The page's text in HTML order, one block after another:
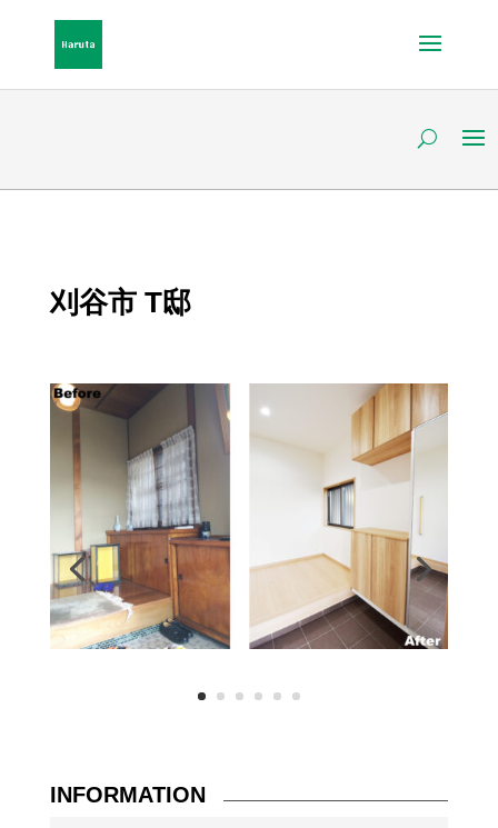
刈谷市 T邸
INFORMATION